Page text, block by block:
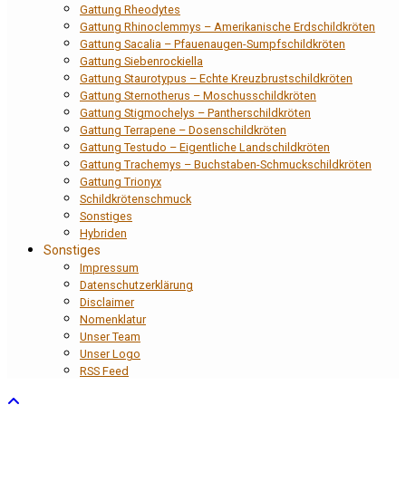
Gattung Rheodytes
Gattung Rhinoclemmys – Amerikanische Erdschildkröten
Gattung Sacalia – Pfauenaugen-Sumpfschildkröten
Gattung Siebenrockiella
Gattung Staurotypus – Echte Kreuzbrustschildkröten
Gattung Sternotherus – Moschusschildkröten
Gattung Stigmochelys – Pantherschildkröten
Gattung Terrapene – Dosenschildkröten
Gattung Testudo – Eigentliche Landschildkröten
Gattung Trachemys – Buchstaben-Schmuckschildkröten
Gattung Trionyx
Schildkrötenschmuck
Sonstiges
Hybriden
Sonstiges
Impressum
Datenschutzerklärung
Disclaimer
Nomenklatur
Unser Team
Unser Logo
RSS Feed